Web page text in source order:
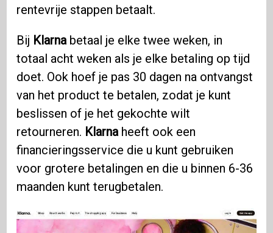
rentevrije stappen betaalt.
Bij Klarnabetaal je elke twee weken, in
totaal acht weken als je elke betaling op tijd
doet. Ook hoef je pas 30 dagen na ontvangst
van het product te betalen, zodat je kunt
beslissen of je het gekochte wilt
retourneren. Klarnaheeft ook een
financieringsservice die u kunt gebruiken
voor grotere betalingen en die u binnen 6-36
maanden kunt terugbetalen.